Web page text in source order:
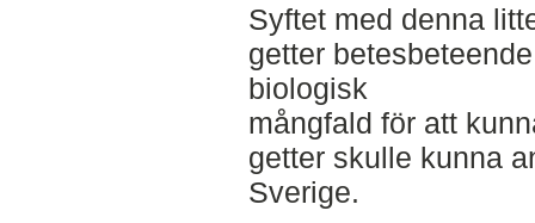
Syftet med denna
getter
biologisk
mångfald för att
getter skulle kunna
Sverige.